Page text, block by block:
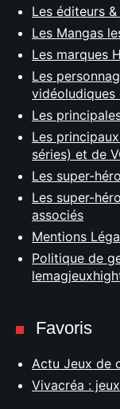
Les éditeurs
Les Mangas
Les marques
Les
vidéoludiques
Les
Les
séries) et de
Les super-
Les super-
associés
Mentions
Politique de
Favoris
Actu Jeux de
Vivacréa :